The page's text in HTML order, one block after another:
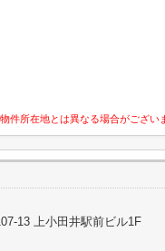
所在地とは異なる場合がござい
13 上小田井駅前ビル1F